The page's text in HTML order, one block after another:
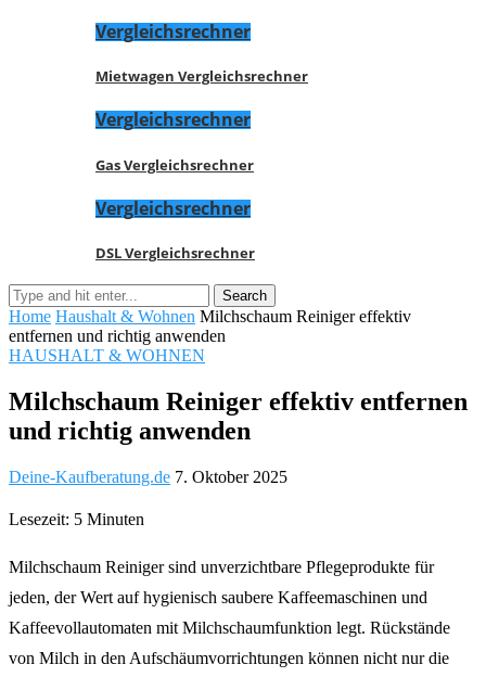
Vergleichsrechner
Mietwagen Vergleichsrechner
Vergleichsrechner
Gas Vergleichsrechner
Vergleichsrechner
DSL Vergleichsrechner
Home Haushalt & Wohnen Milchschaum Reiniger effektiv
entfernen und richtig anwenden
HAUSHALT & WOHNEN
Milchschaum Reiniger effektiv entfernen
und richtig anwenden
Deine-Kaufberatung.de 7. Oktober 2025
Lesezeit: 5 Minuten
Milchschaum Reiniger sind unverzichtbare Pflegeprodukte für
jeden, der Wert auf hygienisch saubere Kaffeemaschinen und
Kaffeevollautomaten mit Milchschaumfunktion legt. Rückstände
von Milch in den Aufschäumvorrichtungen können nicht nur die